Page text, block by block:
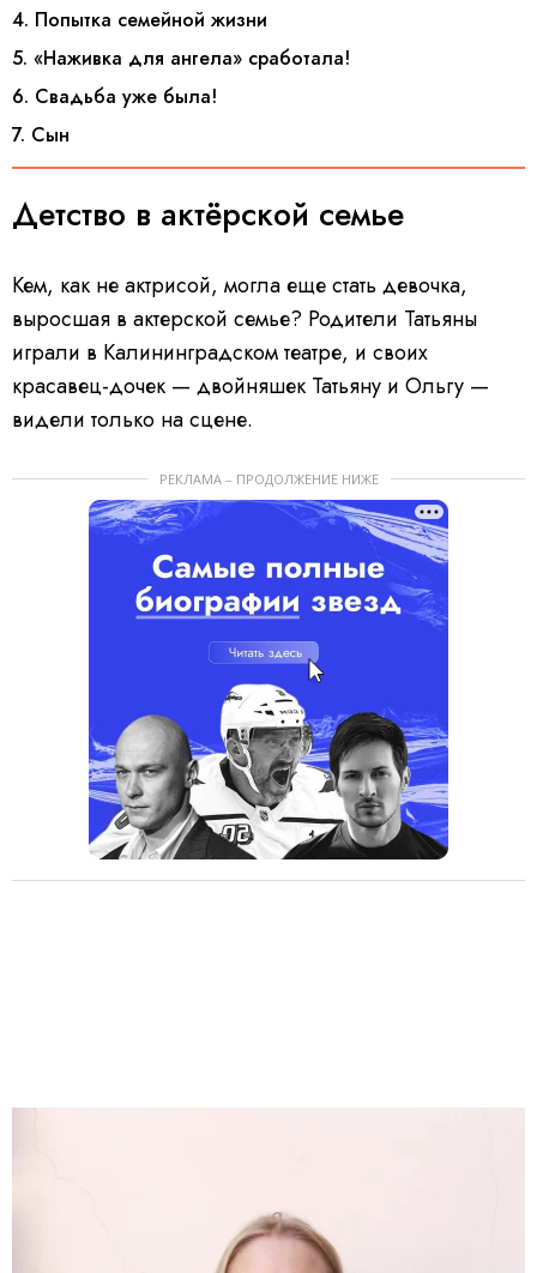
4. Попытка семейной жизни
5. «Наживка для ангела» сработала!
6. Свадьба уже была!
7. Сын
Детство в актёрской семье
Кем, как не актрисой, могла еще стать девочка,
выросшая в актерской семье? Родители Татьяны
играли в Калининградском театре, и своих
красавец-дочек — двойняшек Татьяну и Ольгу —
видели только на сцене.
РЕКЛАМА – ПРОДОЛЖЕНИЕ НИЖЕ